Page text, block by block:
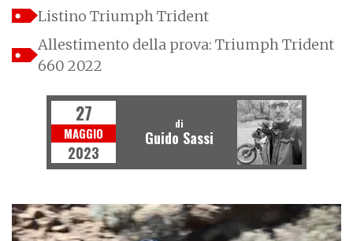
Listino Triumph Trident
Allestimento della prova: Triumph Trident
660 2022
27
MAGGIO
2023
di
Guido Sassi